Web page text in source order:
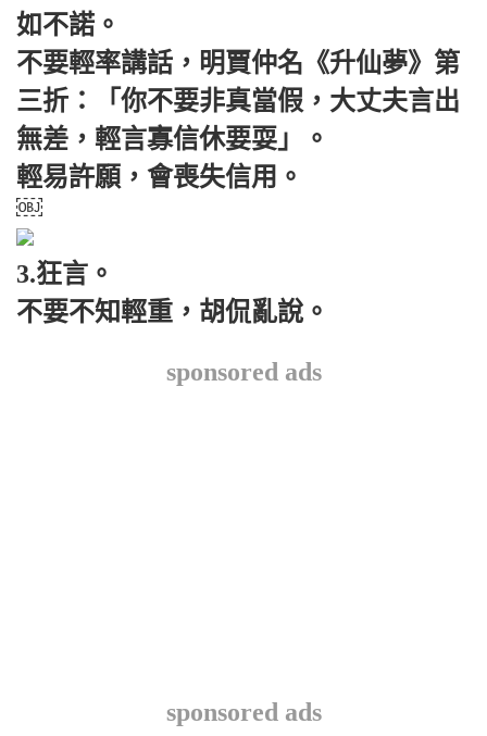
如不諾。
不要輕率講話，明賈仲名《升仙夢》第
三折：「你不要非真當假，大丈夫言出
無差，輕言寡信休要耍」。
輕易許願，會喪失信用。
￼
3.狂言。
不要不知輕重，胡侃亂說。
sponsored ads
sponsored ads